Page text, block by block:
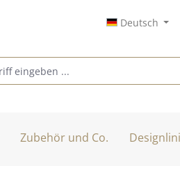
Deutsch
Zubehör und Co.